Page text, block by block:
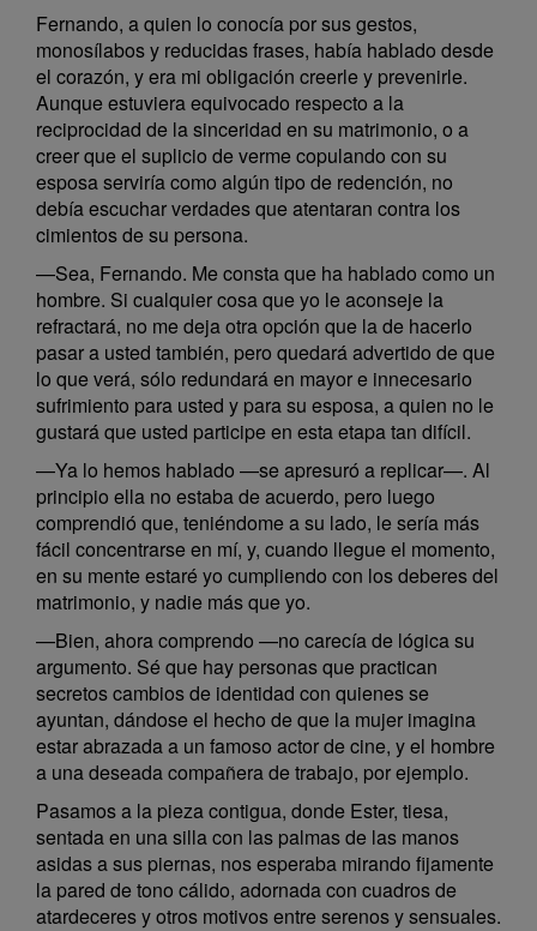
Fernando, a quien lo conocía por sus gestos,
monosílabos y reducidas frases, había hablado desde
el corazón, y era mi obligación creerle y prevenirle.
Aunque estuviera equivocado respecto a la
reciprocidad de la sinceridad en su matrimonio, o a
creer que el suplicio de verme copulando con su
esposa serviría como algún tipo de redención, no
debía escuchar verdades que atentaran contra los
cimientos de su persona.
—Sea, Fernando. Me consta que ha hablado como un
hombre. Si cualquier cosa que yo le aconseje la
refractará, no me deja otra opción que la de hacerlo
pasar a usted también, pero quedará advertido de que
lo que verá, sólo redundará en mayor e innecesario
sufrimiento para usted y para su esposa, a quien no le
gustará que usted participe en esta etapa tan difícil.
—Ya lo hemos hablado —se apresuró a replicar—. Al
principio ella no estaba de acuerdo, pero luego
comprendió que, teniéndome a su lado, le sería más
fácil concentrarse en mí, y, cuando llegue el momento,
en su mente estaré yo cumpliendo con los deberes del
matrimonio, y nadie más que yo.
—Bien, ahora comprendo —no carecía de lógica su
argumento. Sé que hay personas que practican
secretos cambios de identidad con quienes se
ayuntan, dándose el hecho de que la mujer imagina
estar abrazada a un famoso actor de cine, y el hombre
a una deseada compañera de trabajo, por ejemplo.
Pasamos a la pieza contigua, donde Ester, tiesa,
sentada en una silla con las palmas de las manos
asidas a sus piernas, nos esperaba mirando fijamente
la pared de tono cálido, adornada con cuadros de
atardeceres y otros motivos entre serenos y sensuales.